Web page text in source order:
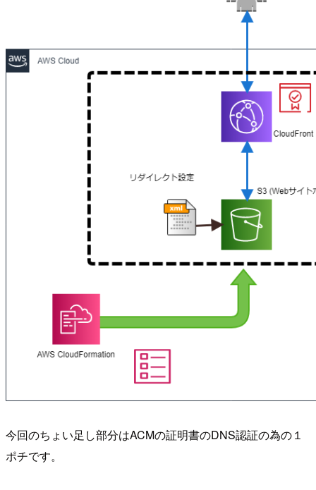
今回のちょい足し部分はACMの証明書のDNS認証の為の１
ポチです。